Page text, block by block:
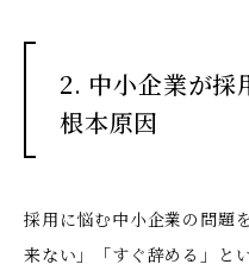
2. 中小企業が採
根本原因
採用に悩む中小企業の問題
来ない」「すぐ辞める」と